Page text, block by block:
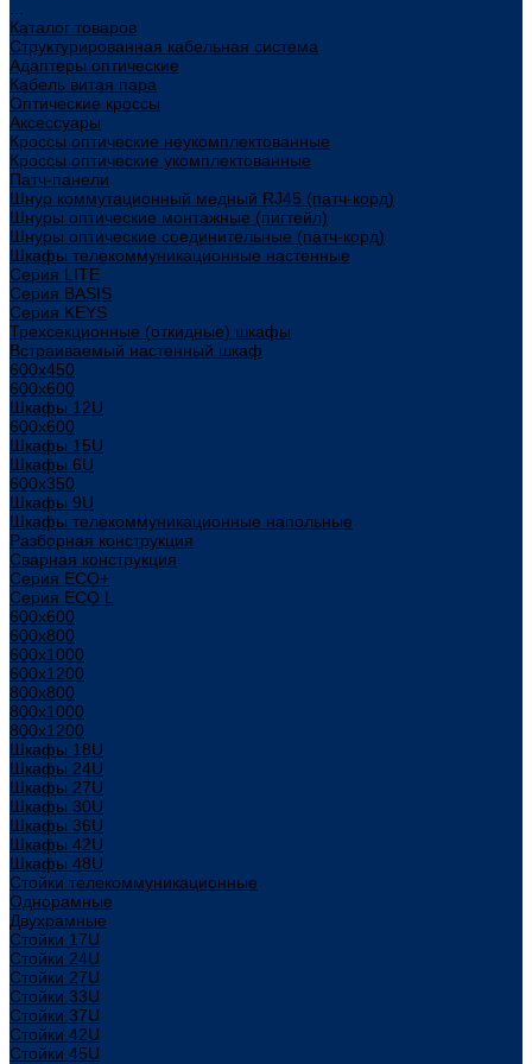
Каталог товаров
Структурированная кабельная система
Адаптеры оптические
Кабель витая пара
Оптические кроссы
Аксессуары
Кроссы оптические неукомплектованные
Кроссы оптические укомплектованные
Патч-панели
Шнур коммутационный медный RJ45 (патч-корд)
Шнуры оптические монтажные (пигтейл)
Шнуры оптические соединительные (патч-корд)
Шкафы телекоммуникационные настенные
Cерия LITE
Cерия BASIS
Cерия KEYS
Трехсекционные (откидные) шкафы
Встраиваемый настенный шкаф
600x450
600x600
Шкафы 12U
600x600
Шкафы 15U
Шкафы 6U
600x350
Шкафы 9U
Шкафы телекоммуникационные напольные
Разборная конструкция
Сварная конструкция
Серия ECO+
Серия ECO L
600x600
600x800
600х1000
600х1200
800x800
800х1000
800х1200
Шкафы 18U
Шкафы 24U
Шкафы 27U
Шкафы 30U
Шкафы 36U
Шкафы 42U
Шкафы 48U
Стойки телекоммуникационные
Однорамные
Двухрамные
Стойки 17U
Стойки 24U
Стойки 27U
Стойки 33U
Стойки 37U
Стойки 42U
Стойки 45U